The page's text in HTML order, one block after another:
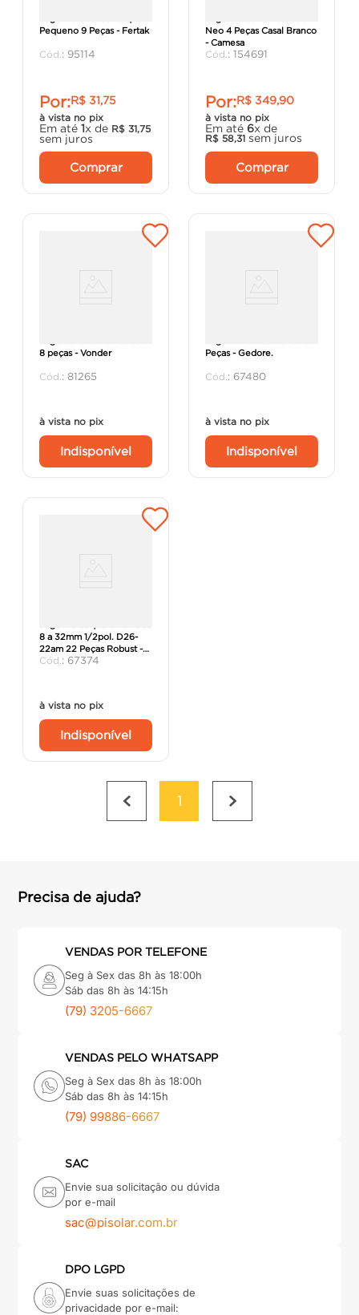
Pequeno 9 Peças - Fertak
: 95114
Por:R$ 31,75
à vista no pix
Em até 1x de R$ 31,75
sem juros
Comprar
Neo 4 Peças Casal Branco
- Camesa
: 154691
Por:R$ 349,90
à vista no pix
Em até 6x de
R$ 58,31 sem juros
Comprar
8 peças - Vonder
: 81265
à vista no pix
Indisponível
Peças - Gedore.
: 67480
à vista no pix
Indisponível
8 a 32mm 1/2pol. D26-
22am 22 Peças Robust -
Gedore.
: 67374
à vista no pix
Indisponível
1
Precisa de ajuda?
VENDAS POR TELEFONE
Seg à Sex das 8h às 18:00h
Sáb das 8h às 14:15h
(79) 3205-6667
VENDAS PELO WHATSAPP
Seg à Sex das 8h às 18:00h
Sáb das 8h às 14:15h
(79) 99886-6667
SAC
Envie sua solicitação ou dúvida
por e-mail
sac@pisolar.com.br
DPO LGPD
Envie suas solicitações de
privacidade por e-mail: